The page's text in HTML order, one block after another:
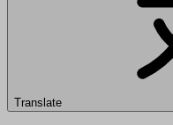
Translate